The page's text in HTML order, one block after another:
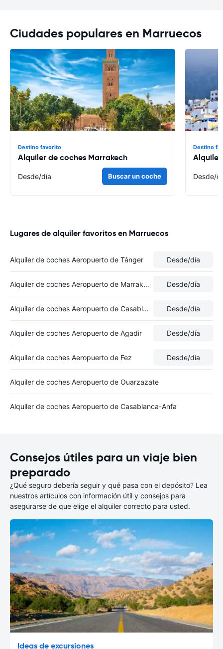
Ciudades populares en Marruecos
Destino favorito
Alquiler de coches Marrakech
Desde/día Buscar un coche
Destino
Desde/
Lugares de alquiler favoritos en Marruecos
Alquiler de coches Aeropuerto de Tánger Desde/día
Alquiler de coches Aeropuerto de Marrakech Desde/día
Alquiler de coches Aeropuerto de Casablanca-Mohammed V Desde/día
Alquiler de coches Aeropuerto de Agadir Desde/día
Alquiler de coches Aeropuerto de Fez Desde/día
Alquiler de coches Aeropuerto de Ouarzazate
Alquiler de coches Aeropuerto de Casablanca-Anfa
Consejos útiles para un viaje bien
preparado
¿Qué seguro debería seguir y qué pasa con el depósito? Lea
nuestros artículos con información útil y consejos para
asegurarse de que elige el alquiler correcto para usted.
Ideas de excursiones